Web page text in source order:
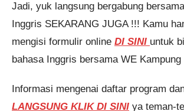
Jadi, yuk langsung bergabung
Inggris SEKARANG JUGA !!! Kamu
mengisi formulir online DI SINI untuk
bahasa Inggris bersama WE Kampung
Informasi mengenai daftar program
LANGSUNG KLIK DI SINI ya teman-